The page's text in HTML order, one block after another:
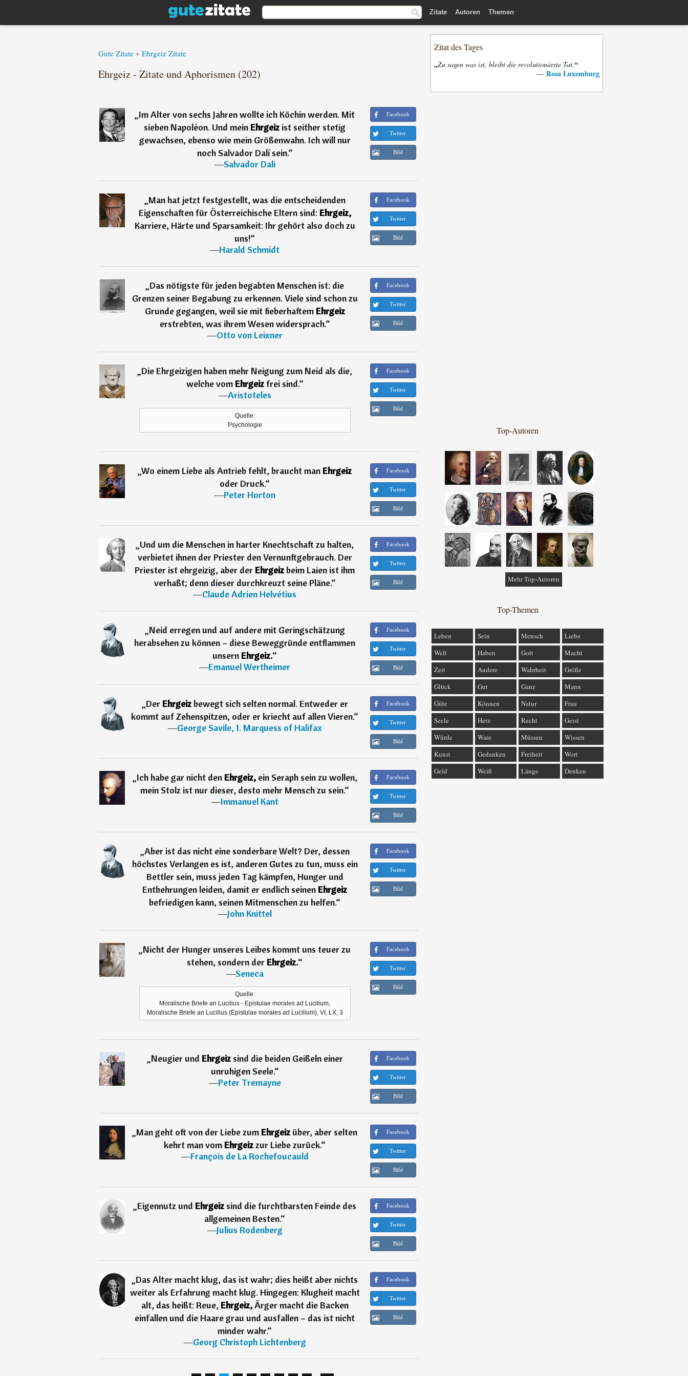
Zitate Autoren Themen
Gute Zitate › Ehrgeiz Zitate
Ehrgeiz - Zitate und Aphorismen (202)
„Im Alter von sechs Jahren wollte ich Köchin werden. Mit
sieben Napoléon. Und mein Ehrgeiz ist seither stetig
gewachsen, ebenso wie mein Größenwahn. Ich will nur
noch Salvador Dalí sein.“
―Salvador Dali
Facebook
Twitter
Bild
„Man hat jetzt festgestellt, was die entscheidenden
Eigenschaften für Österreichische Eltern sind:Ehrgeiz,
Karriere, Härte und Sparsamkeit: Ihr gehört also doch zu
uns!“
―Harald Schmidt
Facebook
Twitter
Bild
„Das nötigste für jeden begabten Menschen ist: die
Grenzen seiner Begabung zu erkennen. Viele sind schon zu
Grunde gegangen, weil sie mit fieberhaftemEhrgeiz
erstrebten, was ihrem Wesen widersprach.“
―Otto von Leixner
Facebook
Twitter
Bild
„Die Ehrgeizigen haben mehr Neigung zum Neid als die,
welche vomEhrgeizfrei sind.“
―Aristoteles
Quelle:
Psychologie
Facebook
Twitter
Bild
„Wo einem Liebe als Antrieb fehlt, braucht man Ehrgeiz
oder Druck.“
―Peter Horton
Facebook
Twitter
Bild
„Und um die Menschen in harter Knechtschaft zu halten,
verbietet ihnen der Priester den Vernunftgebrauch. Der
Priester ist ehrgeizig, aber der Ehrgeizbeim Laien ist ihm
verhaßt; denn dieser durchkreuzt seine Pläne.“
―Claude Adrien Helvétius
Facebook
Twitter
Bild
„Neid erregen und auf andere mit Geringschätzung
herabsehen zu können – diese Beweggründe entflammen
unsern Ehrgeiz.“
―Emanuel Wertheimer
Facebook
Twitter
Bild
„Der Ehrgeizbewegt sich selten normal. Entweder er
kommt auf Zehenspitzen, oder er kriecht auf allen Vieren.“
―George Savile, 1. Marquess of Halifax
Facebook
Twitter
Bild
„Ich habe gar nicht denEhrgeiz,ein Seraph sein zu wollen,
mein Stolz ist nur dieser, desto mehr Mensch zu sein.“
―Immanuel Kant
Facebook
Twitter
Bild
„Aber ist das nicht eine sonderbare Welt? Der, dessen
höchstes Verlangen es ist, anderen Gutes zu tun, muss ein
Bettler sein, muss jeden Tag kämpfen, Hunger und
Entbehrungen leiden, damit er endlich seinen Ehrgeiz
befriedigen kann, seinen Mitmenschen zu helfen.“
―John Knittel
Facebook
Twitter
Bild
„Nicht der Hunger unseres Leibes kommt uns teuer zu
stehen, sondern der Ehrgeiz.“
―Seneca
Quelle:
Moralische Briefe an Lucilius - Epistulae morales ad Lucilium,
Moralische Briefe an Lucilius (Epistulae morales ad Lucilium), VI, LX, 3
Facebook
Twitter
Bild
„Neugier und Ehrgeiz sind die beiden Geißeln einer
unruhigen Seele.“
―Peter Tremayne
Facebook
Twitter
Bild
„Man geht oft von der Liebe zum Ehrgeizüber, aber selten
kehrt man vom Ehrgeizzur Liebe zurück.“
―François de La Rochefoucauld
Facebook
Twitter
Bild
„Eigennutz und Ehrgeiz sind die furchtbarsten Feinde des
allgemeinen Besten.“
―Julius Rodenberg
Facebook
Twitter
Bild
„Das Alter macht klug, das ist wahr; dies heißt aber nichts
weiter als Erfahrung macht klug. Hingegen: Klugheit macht
alt, das heißt: Reue,Ehrgeiz,Ärger macht die Backen
einfallen und die Haare grau und ausfallen – das ist nicht
minder wahr.“
―Georg Christoph Lichtenberg
Facebook
Twitter
Bild
Zitat des Tages
„Zu sagen was ist, bleibt die revolutionärste Tat.“
— Rosa Luxemburg
Top-Autoren
Mehr Top-Autoren
Top-Themen
Leben Sein Mensch
Liebe
Welt
Haben Gott
Macht
Zeit
Andere Wahrheit
Größe
Glück
Gut Ganz
Mann
Güte
Können Natur
Frau
Seele
Herz Recht
Geist
Würde
Ware Müssen
Wissen
Kunst
Gedanken Freiheit
Wort
Geld
Weiß Länge Denken